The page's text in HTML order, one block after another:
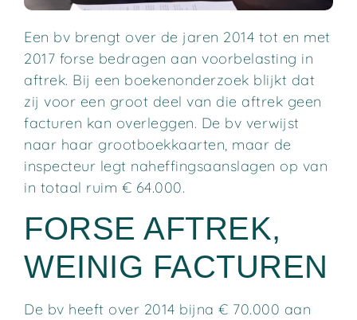
Een bv brengt over de jaren 2014 tot en met
2017 forse bedragen aan voorbelasting in
aftrek. Bij een boekenonderzoek blijkt dat
zij voor een groot deel van die aftrek geen
facturen kan overleggen. De bv verwijst
naar haar grootboekkaarten, maar de
inspecteur legt naheffingsaanslagen op van
in totaal ruim € 64.000.
FORSE AFTREK,
WEINIG FACTUREN
De bv heeft over 2014 bijna € 70.000 aan